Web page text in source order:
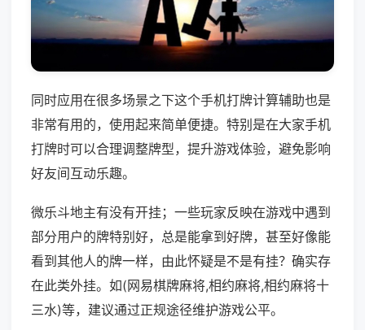
同时应用在很多场景之下这个手机打牌计算辅助也是
非常有用的，使用起来简单便捷。特别是在大家手机
打牌时可以合理调整牌型，提升游戏体验，避免影响
好友间互动乐趣。
微乐斗地主有没有开挂；一些玩家反映在游戏中遇到
部分用户的牌特别好，总是能拿到好牌，甚至好像能
看到其他人的牌一样，由此怀疑是不是有挂？确实存
在此类外挂。如(网易棋牌麻将,相约麻将,相约麻将十
三水)等，建议通过正规途径维护游戏公平。